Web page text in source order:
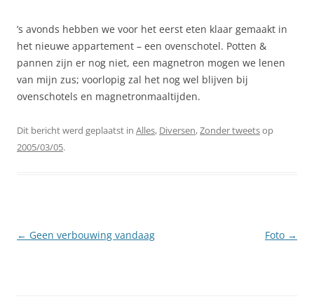
’s avonds hebben we voor het eerst eten klaar gemaakt in
het nieuwe appartement – een ovenschotel. Potten &
pannen zijn er nog niet, een magnetron mogen we lenen
van mijn zus; voorlopig zal het nog wel blijven bij
ovenschotels en magnetronmaaltijden.
Dit bericht werd geplaatst in Alles, Diversen,Zonder tweetsop
2005/03/05.
Berichtnavigatie
← Geen verbouwing vandaag Foto →